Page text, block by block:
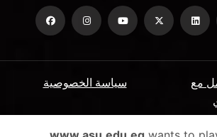
سياسة الخصوصية
مع
الأسئلة الشائعة